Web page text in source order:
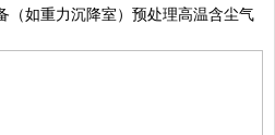
（如重力沉降室）预处理高温含尘气